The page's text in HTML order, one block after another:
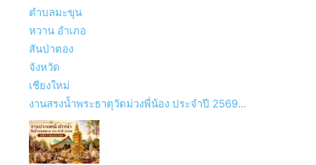
งานสรงน้ำพระธาตุวัดม่วงพี่น้อง ประจำปี 2569…